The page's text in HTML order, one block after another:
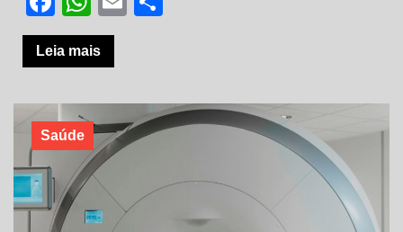
Leia mais
Saúde